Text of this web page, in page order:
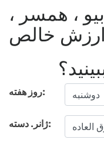
، همسر ،
خالص
روز هفته:
ژانر. دسته: